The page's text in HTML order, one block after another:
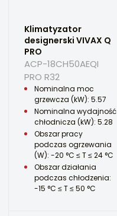
Klimatyzator
designerski VIVAX Q
PRO
ACP-18CH50AEQI
PRO R32
Nominalna moc
grzewcza (kW): 5.57
Nominalna wydajność
chłodnicza (kW): 5.28
Obszar pracy
podczas ogrzewania
(W): -20 °C ≤ T ≤ 24 °C
Obszar działania
podczas chłodzenia:
-15 °C ≤ T ≤ 50 °C